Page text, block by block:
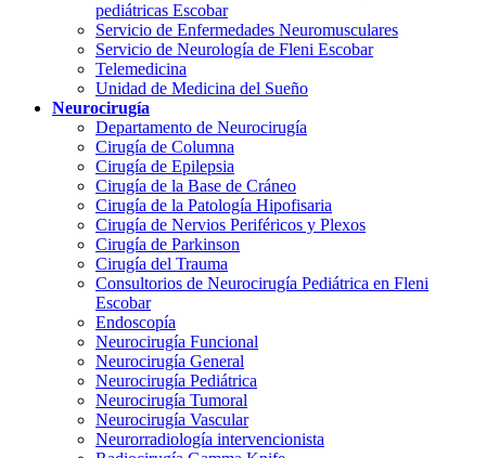
pediátricas Escobar
Servicio de Enfermedades Neuromusculares
Servicio de Neurología de Fleni Escobar
Telemedicina
Unidad de Medicina del Sueño
Neurocirugía
Departamento de Neurocirugía
Cirugía de Columna
Cirugía de Epilepsia
Cirugía de la Base de Cráneo
Cirugía de la Patología Hipofisaria
Cirugía de Nervios Periféricos y Plexos
Cirugía de Parkinson
Cirugía del Trauma
Consultorios de Neurocirugía Pediátrica en Fleni
Escobar
Endoscopía
Neurocirugía Funcional
Neurocirugía General
Neurocirugía Pediátrica
Neurocirugía Tumoral
Neurocirugía Vascular
Neurorradiología intervencionista